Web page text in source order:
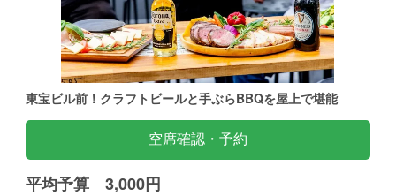
東宝ビル前！クラフトビールと手ぶらBBQを屋上で堪能
空席確認・予約
平均予算 3,000円